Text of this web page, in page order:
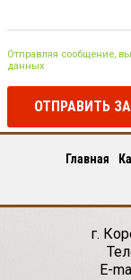
Отправляя сообщение,
данных
ОТПРАВИТЬ
Главная
г.
E-